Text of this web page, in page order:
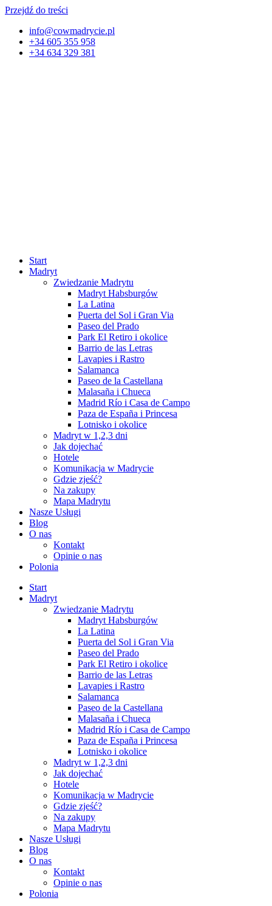
Przejdź do treści
info@cowmadrycie.pl
+34 605 355 958
+34 634 329 381​
Start
Madryt
Zwiedzanie Madrytu
Madryt Habsburgów
La Latina
Puerta del Sol i Gran Via
Paseo del Prado
Park El Retiro i okolice
Barrio de las Letras
Lavapies i Rastro
Salamanca
Paseo de la Castellana
Malasaña i Chueca
Madrid Río i Casa de Campo
Paza de España i Princesa
Lotnisko i okolice
Madryt w 1,2,3 dni
Jak dojechać
Hotele
Komunikacja w Madrycie
Gdzie zjeść?
Na zakupy
Mapa Madrytu
Nasze Usługi
Blog
O nas
Kontakt
Opinie o nas
Polonia
Start
Madryt
Zwiedzanie Madrytu
Madryt Habsburgów
La Latina
Puerta del Sol i Gran Via
Paseo del Prado
Park El Retiro i okolice
Barrio de las Letras
Lavapies i Rastro
Salamanca
Paseo de la Castellana
Malasaña i Chueca
Madrid Río i Casa de Campo
Paza de España i Princesa
Lotnisko i okolice
Madryt w 1,2,3 dni
Jak dojechać
Hotele
Komunikacja w Madrycie
Gdzie zjeść?
Na zakupy
Mapa Madrytu
Nasze Usługi
Blog
O nas
Kontakt
Opinie o nas
Polonia